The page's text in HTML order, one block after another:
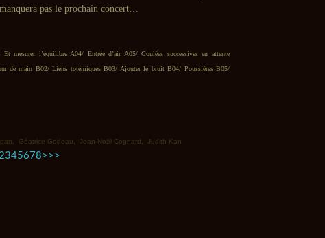
pas le prochain concert…
mesurer l’équilibre A04/ Entrée d’air A05/ Coulées successives en attente
de main B02/ Liens totémiques B03/ Ajouter le bruit B04/ Poussières B05/
Géatrice Godeau Jean-Noël Cognard Judith Kan
3456 78>>>